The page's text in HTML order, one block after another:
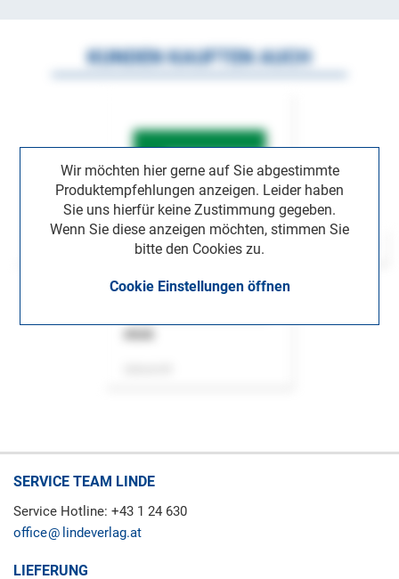
Wir möchten hier gerne auf Sie abgestimmte
Produktempfehlungen anzeigen. Leider haben
Sie uns hierfür keine Zustimmung gegeben.
Wenn Sie diese anzeigen möchten, stimmen Sie
bitte den Cookies zu.
Cookie Einstellungen öffnen
KUNDEN KAUFTEN AUCH
SERVICE TEAM LINDE
Service Hotline: +43 1 24 630
office
lindeverlag.at
LIEFERUNG